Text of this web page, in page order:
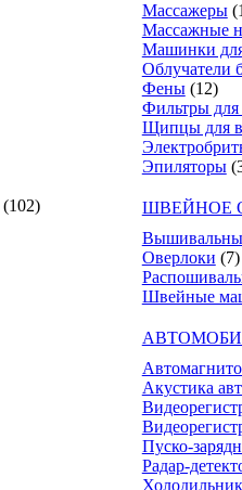
(102)
Массажеры
Массажные
Машинки
Облучатели
Фены (12)
Фильтры
Щипцы для
Эпиляторы
ШВЕЙНОЕ
Оверлоки (7)
Швейные
Акустика
Пуско-
Радар-